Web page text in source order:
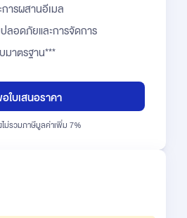
การผสานอีเมล
ลอดภัยและการจัดการ
าตรฐาน***
ใบเสนอราคา
ไม่รวมภาษีมูลค่าเพิ่ม 7%